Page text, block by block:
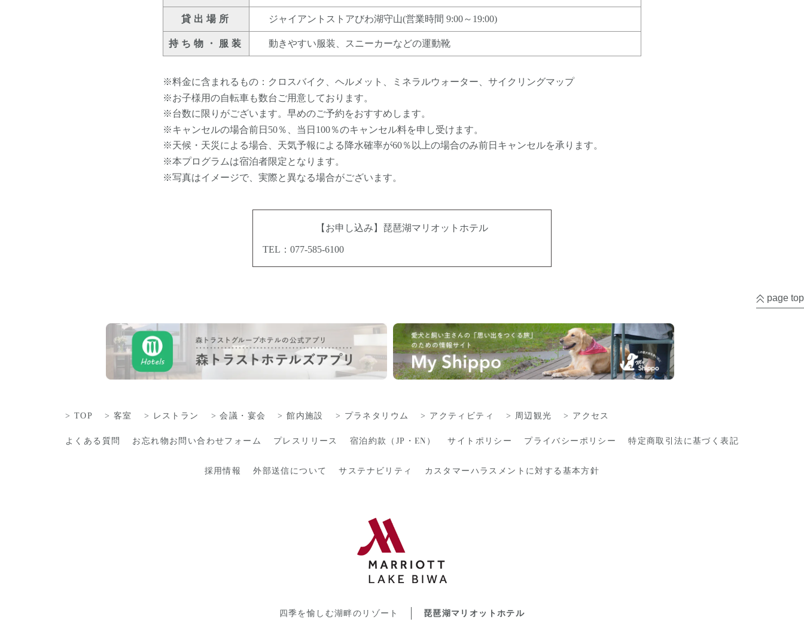
貸出場所 ジャイアントストアびわ湖守山(営業時間 9:00～19:00)
持ち物・服装 動きやすい服装、スニーカーなどの運動靴
※料金に含まれるもの：クロスバイク、ヘルメット、ミネラルウォーター、サイクリングマップ
※お子様用の自転車も数台ご用意しております。
※台数に限りがございます。早めのご予約をおすすめします。
※キャンセルの場合前日50％、当日100％のキャンセル料を申し受けます。
※天候・天災による場合、天気予報による降水確率が60％以上の場合のみ前日キャンセルを承ります。
※本プログラムは宿泊者限定となります。
※写真はイメージで、実際と異なる場合がございます。
【お申し込み】 琵琶湖マリオットホテル
TEL：077-585-6100
page top
TOP 客室 レストラン 会議・宴会 館内施設 プラネタリウム アクティビティ 周辺観光 アクセス
よくある質問 お忘れ物お問い合わせフォーム プレスリリース 宿泊約款（ JP ・EN ） サイトポリシー プライバシーポリシー 特定商取引法に基づく表記
採用情報 外部送信について サステナビリティ カスタマーハラスメントに対する基本方針
四季を愉しむ湖畔のリゾート 琵琶湖マリオットホテル